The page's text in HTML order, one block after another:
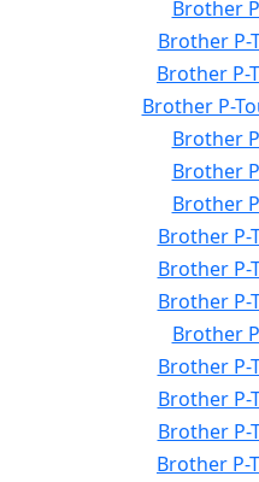
Brother
Brother P-
Brother P-
Brother P-
Brother
Brother
Brother
Brother P-
Brother P-
Brother P-
Brother
Brother P-
Brother P-
Brother P-
Brother P-